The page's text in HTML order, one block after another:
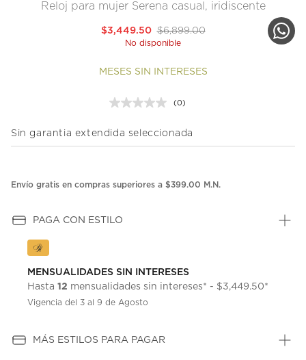
Reloj para mujer Serena casual, iridiscente
$6,899.00
$3,449.50
No disponible
MESES SIN INTERESES
Sin
Enlace
(0)
Sin garantia extendida seleccionada
Envío gratis en compras superiores a $399.00 M.N.
PAGA CON ESTILO
MENSUALIDADES SIN INTERESES
Hasta 12 mensualidades sin intereses* - $3,449.50*
Vigencia del 3 al 9 de Agosto
MÁS ESTILOS PARA PAGAR